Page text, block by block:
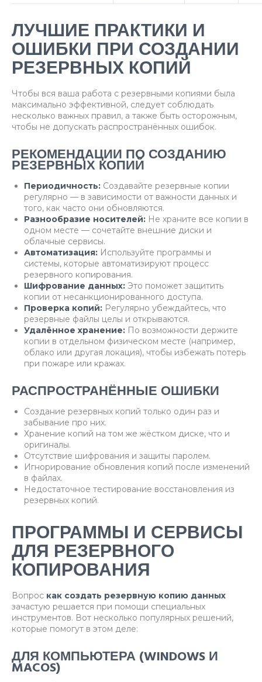
ЛУЧШИЕ ПРАКТИКИ И
ОШИБКИ ПРИ СОЗДАНИИ
РЕЗЕРВНЫХ КОПИЙ
Чтобы вся ваша работа с резервными копиями была
максимально эффективной, следует соблюдать
несколько важных правил, а также быть осторожным,
чтобы не допускать распространённых ошибок.
РЕКОМЕНДАЦИИ ПО СОЗДАНИЮ
РЕЗЕРВНЫХ КОПИЙ
Периодичность: Создавайте резервные копии
регулярно — в зависимости от важности данных и
того, как часто они обновляются.
Разнообразие носителей: Не храните все копии в
одном месте — сочетайте внешние диски и
облачные сервисы.
Автоматизация: Используйте программы и
системы, которые автоматизируют процесс
резервного копирования.
Шифрование данных: Это поможет защитить
копии от несанкционированного доступа.
Проверка копий: Регулярно убеждайтесь, что
резервные файлы целы и открываются.
Удалённое хранение: По возможности держите
копии в отдельном физическом месте (например,
облако или другая локация), чтобы избежать потерь
при пожаре или кражах.
РАСПРОСТРАНЁННЫЕ ОШИБКИ
Создание резервных копий только один раз и
забывание про них.
Хранение копий на том же жёстком диске, что и
оригиналы.
Отсутствие шифрования и защиты паролем.
Игнорирование обновления копий после изменений
в файлах.
Недостаточное тестирование восстановления из
резервных копий.
ПРОГРАММЫ И СЕРВИСЫ
ДЛЯ РЕЗЕРВНОГО
КОПИРОВАНИЯ
Вопрос как создать резервную копию данных
зачастую решается при помощи специальных
инструментов. Вот несколько популярных решений,
которые помогут в этом деле:
ДЛЯ КОМПЬЮТЕРА (WINDOWS И
MACOS)